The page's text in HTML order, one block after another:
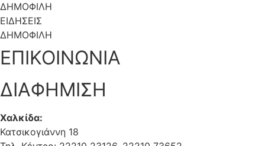
ΔΗΜΟΦΙΛΗ
ΕΙΔΗΣΕΙΣ
ΔΗΜΟΦΙΛΗ
ΕΠΙΚΟΙΝΩΝΙΑ
ΔΙΑΦΗΜΙΣΗ
Χαλκίδα:
Κατσικογιάννη 18